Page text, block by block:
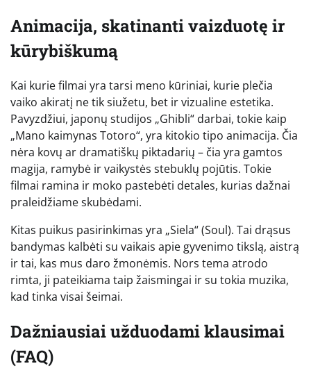
Animacija, skatinanti vaizduotę ir
kūrybiškumą
Kai kurie filmai yra tarsi meno kūriniai, kurie plečia
vaiko akiratį ne tik siužetu, bet ir vizualine estetika.
Pavyzdžiui, japonų studijos „Ghibli“ darbai, tokie kaip
„Mano kaimynas Totoro“, yra kitokio tipo animacija. Čia
nėra kovų ar dramatiškų piktadarių – čia yra gamtos
magija, ramybė ir vaikystės stebuklų pojūtis. Tokie
filmai ramina ir moko pastebėti detales, kurias dažnai
praleidžiame skubėdami.
Kitas puikus pasirinkimas yra „Siela“ (Soul). Tai drąsus
bandymas kalbėti su vaikais apie gyvenimo tikslą, aistrą
ir tai, kas mus daro žmonėmis. Nors tema atrodo
rimta, ji pateikiama taip žaismingai ir su tokia muzika,
kad tinka visai šeimai.
Dažniausiai užduodami klausimai
(FAQ)